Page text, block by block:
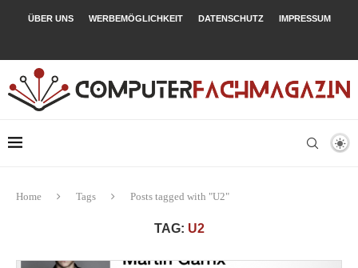
ÜBER UNS WERBEMÖGLICHKEIT DATENSCHUTZ IMPRESSUM
Home Tags Posts tagged with "U2"
TAG: U2